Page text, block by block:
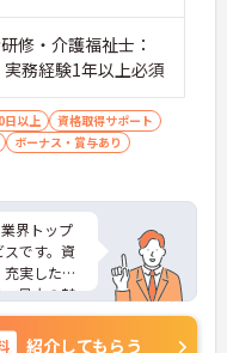
修・介護福祉士：
務経験1年以上必須
日以上
資格取得サポート
ボーナス・賞与あり
界トップ
です。資
実した待
最大の魅
日しっか
るリフレ
紹介してもらう